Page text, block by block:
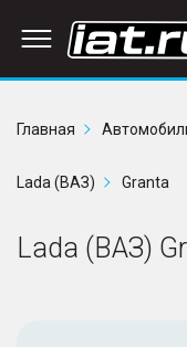
Главная
Lada (ВАЗ) Granta
Lada (ВАЗ)